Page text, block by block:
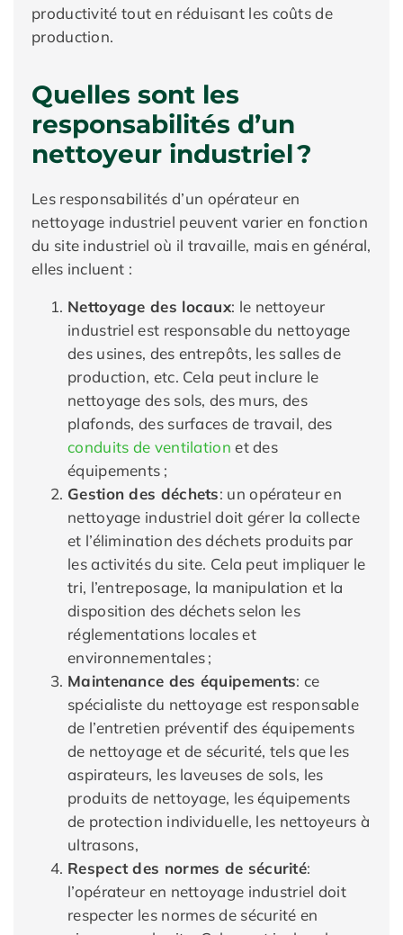
productivité tout en réduisant les coûts de
production.
Quelles sont les
responsabilités d’un
nettoyeur industriel ?
Les responsabilités d’un opérateur en
nettoyage industriel peuvent varier en fonction
du site industriel où il travaille, mais en général,
elles incluent :
Nettoyage des locaux: le nettoyeur
industriel est responsable du nettoyage
des usines, des entrepôts, les salles de
production, etc. Cela peut inclure le
nettoyage des sols, des murs, des
plafonds, des surfaces de travail, des
conduits de ventilation et des
équipements ;
Gestion des déchets: un opérateur en
nettoyage industriel doit gérer la collecte
et l’élimination des déchets produits par
les activités du site. Cela peut impliquer le
tri, l’entreposage, la manipulation et la
disposition des déchets selon les
réglementations locales et
environnementales ;
Maintenance des équipements: ce
spécialiste du nettoyage est responsable
de l’entretien préventif des équipements
de nettoyage et de sécurité, tels que les
aspirateurs, les laveuses de sols, les
produits de nettoyage, les équipements
de protection individuelle, les nettoyeurs à
ultrasons,
Respect des normes de sécurité:
l’opérateur en nettoyage industriel doit
respecter les normes de sécurité en